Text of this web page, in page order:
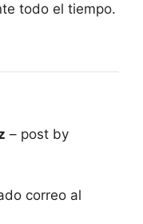
todo el tiempo.
– post by
correo al